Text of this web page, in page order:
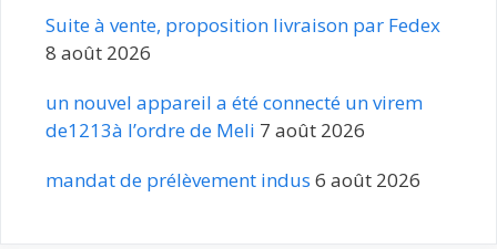
Suite à vente, proposition livraison par Fedex
8 août 2026
un nouvel appareil a été connecté un virem
de1213à l’ordre de Meli 7 août 2026
mandat de prélèvement indus 6 août 2026